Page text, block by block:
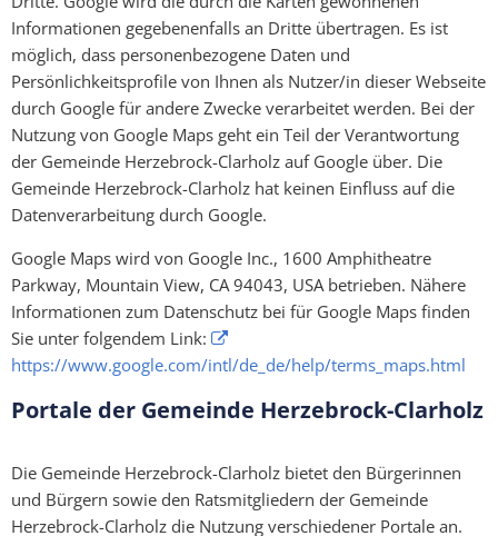
Informationen gegebenenfalls an Dritte übertragen. Es ist
möglich, dass personenbezogene Daten und
Persönlichkeitsprofile von Ihnen als Nutzer/in dieser Webseite
durch Google für andere Zwecke verarbeitet werden. Bei der
Nutzung von Google Maps geht ein Teil der Verantwortung
der Gemeinde Herzebrock-Clarholz auf Google über. Die
Gemeinde Herzebrock-Clarholz hat keinen Einfluss auf die
Datenverarbeitung durch Google.
Google Maps wird von Google Inc., 1600 Amphitheatre
Parkway, Mountain View, CA 94043, USA betrieben. Nähere
Informationen zum Datenschutz bei für Google Maps finden
Sie unter folgendem Link:
https://www.google.com/intl/de_de/help/terms_maps.html
Portale der Gemeinde Herzebrock-Clarholz
Die Gemeinde Herzebrock-Clarholz bietet den Bürgerinnen
und Bürgern sowie den Ratsmitgliedern der Gemeinde
Herzebrock-Clarholz die Nutzung verschiedener Portale an.